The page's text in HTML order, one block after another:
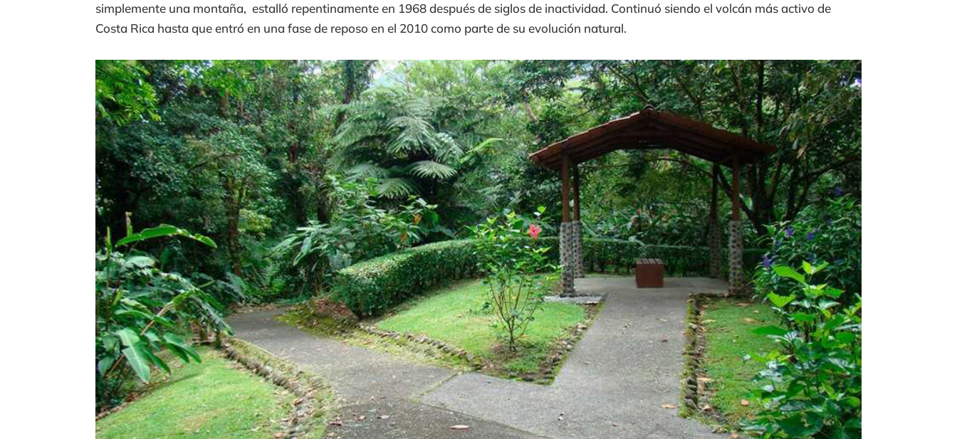
simplemente una montaña, estalló repentinamente en 1968 después de siglos de inactividad. Continuó siendo el volcán más activo de
Costa Rica hasta que entró en una fase de reposo en el 2010 como parte de su evolución natural.